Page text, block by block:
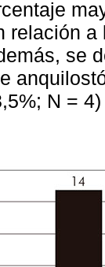
relación
se
N = 4)